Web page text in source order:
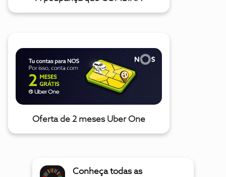
Oferta de 2 meses Uber One
Conheça todas as